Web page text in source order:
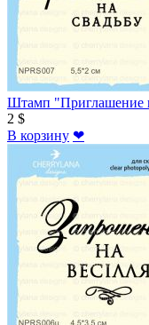
Штамп "Приглашение
2 $
В корзину ❤